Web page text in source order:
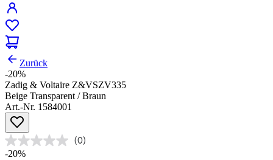
Zurück
-20%
Zadig & Voltaire Z&VSZV335
Beige Transparent / Braun
Art.-Nr. 1584001
(0)
-20%